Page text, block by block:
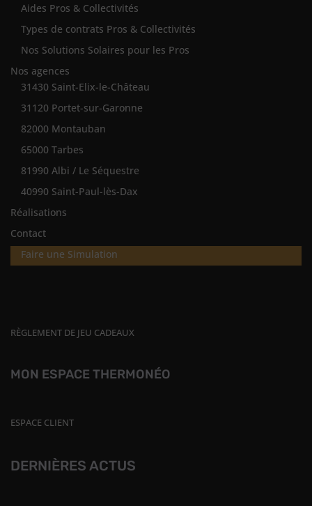
Aides Pros & Collectivités
Types de contrats Pros & Collectivités
Nos Solutions Solaires pour les Pros
Nos agences
31430 Saint-Elix-le-Château
31120 Portet-sur-Garonne
82000 Montauban
65000 Tarbes
81990 Albi / Le Séquestre
40990 Saint-Paul-lès-Dax
Réalisations
Contact
Faire une Simulation
RÈGLEMENT DE JEU CADEAUX
MON ESPACE THERMONÉO
ESPACE CLIENT
DERNIÈRES ACTUS